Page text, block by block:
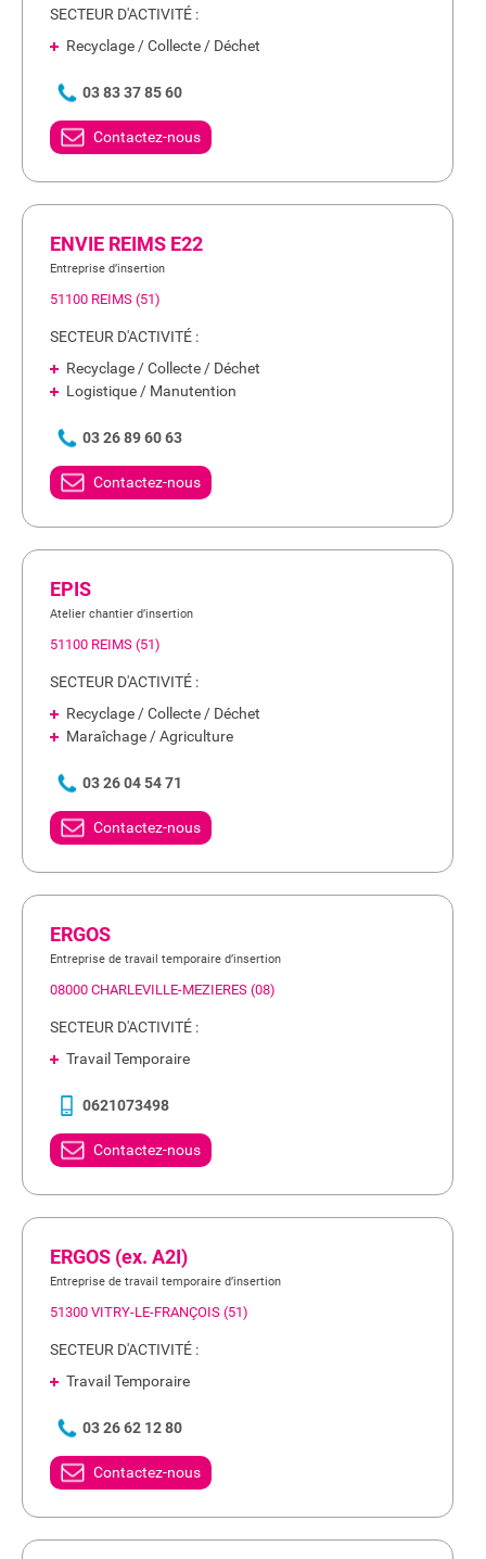
SECTEUR D'ACTIVITÉ :
Recyclage / Collecte / Déchet
03 83 37 85 60
Contactez-nous
ENVIE REIMS E22
Entreprise d’insertion
51100 REIMS (51)
SECTEUR D'ACTIVITÉ :
Recyclage / Collecte / Déchet
Logistique / Manutention
03 26 89 60 63
Contactez-nous
EPIS
Atelier chantier d’insertion
51100 REIMS (51)
SECTEUR D'ACTIVITÉ :
Recyclage / Collecte / Déchet
Maraîchage / Agriculture
03 26 04 54 71
Contactez-nous
ERGOS
Entreprise de travail temporaire d’insertion
08000 CHARLEVILLE-MEZIERES (08)
SECTEUR D'ACTIVITÉ :
Travail Temporaire
0621073498
Contactez-nous
ERGOS (ex. A2I)
Entreprise de travail temporaire d’insertion
51300 VITRY-LE-FRANÇOIS (51)
SECTEUR D'ACTIVITÉ :
Travail Temporaire
03 26 62 12 80
Contactez-nous